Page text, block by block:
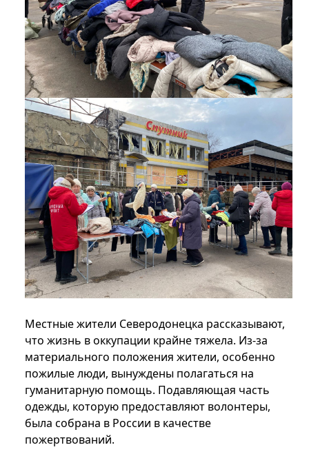
Местные жители Северодонецка рассказывают,
что жизнь в оккупации крайне тяжела. Из-за
материального положения жители, особенно
пожилые люди, вынуждены полагаться на
гуманитарную помощь. Подавляющая часть
одежды, которую предоставляют волонтеры,
была собрана в России в качестве
пожертвований.